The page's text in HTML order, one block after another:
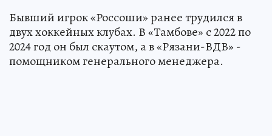
Бывший игрок «Россоши» ранее трудился в
двух хоккейных клубах. В «Тамбове» с 2022 по
2024 год он был скаутом, а в «Рязани-ВДВ» -
помощником генерального менеджера.